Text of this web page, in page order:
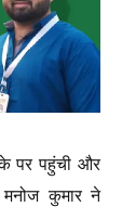
पर पहुंची और
मनोज कुमार ने